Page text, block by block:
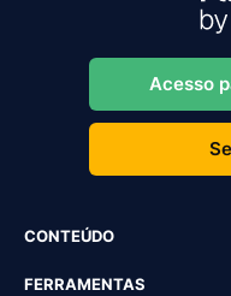
Acesso
CONTEÚDO
FERRAMENTAS